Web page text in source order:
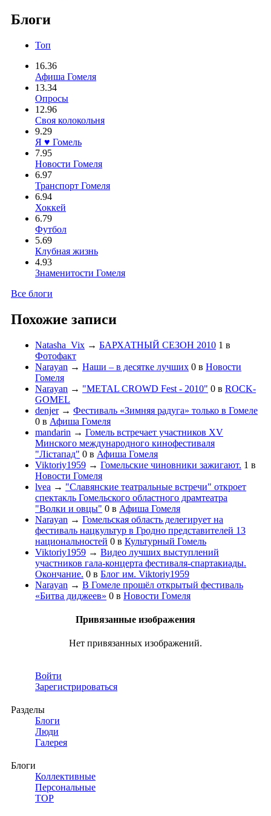
Блоги
Топ
16.36
Афиша Гомеля
13.34
Опросы
12.96
Своя колокольня
9.29
Я ♥ Гомель
7.95
Новости Гомеля
6.97
Транспорт Гомеля
6.94
Хоккей
6.79
Футбол
5.69
Клубная жизнь
4.93
Знаменитости Гомеля
Все блоги
Похожие записи
Natasha_Vix → БАРХАТНЫЙ СЕЗОН 2010 1 в
Фотофакт
Narayan → Наши – в десятке лучших 0 в Новости
Гомеля
Narayan → "METAL CROWD Fest - 2010" 0 в ROCK-
GOMEL
denjer→ Фестиваль «Зимняя радуга» только в Гомеле
0 в Афиша Гомеля
mandarin → Гомель встречает участников XV
Минского международного кинофестиваля
"Лiстапад" 0 в Афиша Гомеля
Viktoriy1959 → Гомельские чиновники зажигают. 1 в
Новости Гомеля
lvea → "Славянские театральные встречи" откроет
спектакль Гомельского областного драмтеатра
"Волки и овцы" 0 в Афиша Гомеля
Narayan → Гомельская область делегирует на
фестиваль нацкультур в Гродно представителей 13
национальностей 0 в Культурный Гомель
Viktoriy1959 → Видео лучших выступлений
участников гала-концерта фестиваля-спартакиады.
Окончание. 0 в Блог им. Viktoriy1959
Narayan → В Гомеле прошёл открытый фестиваль
«Битва диджеев» 0 в Новости Гомеля
Привязанные изображения
Нет привязанных изображений.
Войти
Зарегистрироваться
Разделы
Блоги
Люди
Галерея
Блоги
Коллективные
Персональные
TOP